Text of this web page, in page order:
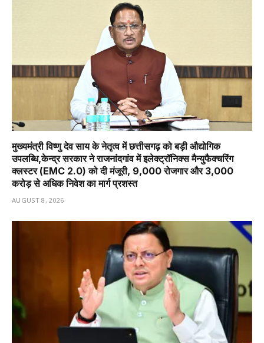
मुख्यमंत्री विष्णु देव साय के नेतृत्व में छत्तीसगढ़ को बड़ी औद्योगिक
उपलब्धि,केन्द्र सरकार ने राजनांदगांव में इलेक्ट्रॉनिक्स मैन्युफैक्चरिंग
क्लस्टर (EMC 2.0) को दी मंजूरी, 9,000 रोजगार और ₹3,000
करोड़ से अधिक निवेश का मार्ग प्रशस्त
AUGUST 8, 2026